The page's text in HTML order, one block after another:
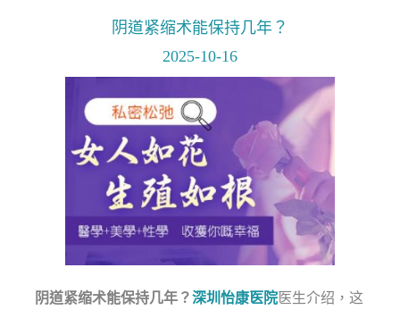
阴道紧缩术能保持几年？
2025-10-16
阴道紧缩术能保持几年？深圳怡康医院医生介绍，这